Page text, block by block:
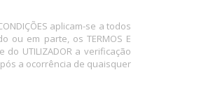
aplicam-se a todos
ou em parte, os TERMOS E
UTILIZADOR a verificação
a ocorrência de quaisquer